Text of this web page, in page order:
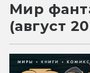
Мир
(август